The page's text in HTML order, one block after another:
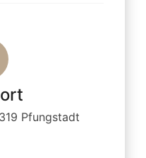
Pfungstadt